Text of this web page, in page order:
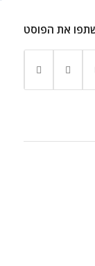
את הפוסט